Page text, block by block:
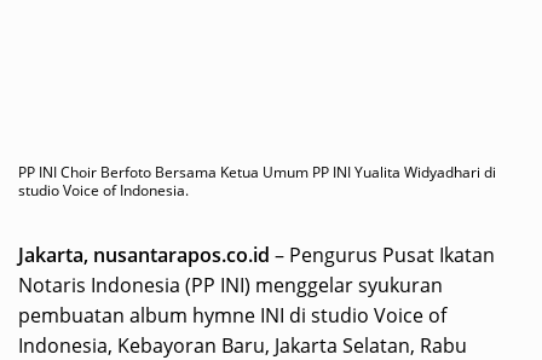
PP INI Choir Berfoto Bersama Ketua Umum PP INI Yualita Widyadhari di
studio Voice of Indonesia.
Jakarta, nusantarapos.co.id – Pengurus Pusat Ikatan
Notaris Indonesia (PP INI) menggelar syukuran
pembuatan album hymne INI di studio Voice of
Indonesia, Kebayoran Baru, Jakarta Selatan, Rabu